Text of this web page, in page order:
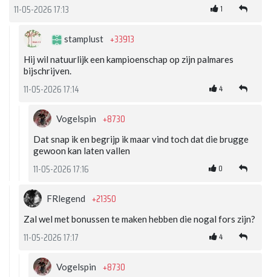
11-05-2026 17:13 1
stamplust +33913
Hij wil natuurlijk een kampioenschap op zijn palmares
bijschrijven.
11-05-2026 17:14 4
Vogelspin +8730
Dat snap ik en begrijp ik maar vind toch dat die brugge
gewoon kan laten vallen
11-05-2026 17:16 0
FRlegend +21350
Zal wel met bonussen te maken hebben die nogal fors zijn?
11-05-2026 17:17 4
Vogelspin +8730